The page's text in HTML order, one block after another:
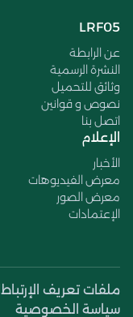
LRF05
عن الرابطة
النشرة الرسمية
وثائق للتحميل
نصوص و قوانين
اتصل بنا
الإعلام
الأخبار
معرض الفيديوهات
معرض الصور
الإعتمادات
ملفات تعريف الإرتباط
سياسة الخصوصية